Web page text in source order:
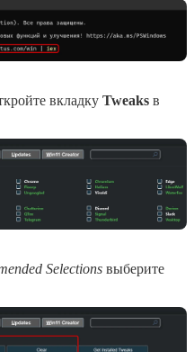
вкладку Tweaks в
Selections выберите